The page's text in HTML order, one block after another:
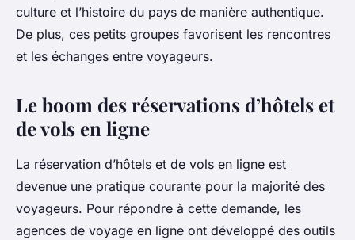
culture et l’histoire du pays de manière authentique.
De plus, ces petits groupes favorisent les rencontres
et les échanges entre voyageurs.
Le boom des réservations d’hôtels et
de vols en ligne
La réservation d’hôtels et de vols en ligne est
devenue une pratique courante pour la majorité des
voyageurs. Pour répondre à cette demande, les
agences de voyage en ligne ont développé des outils